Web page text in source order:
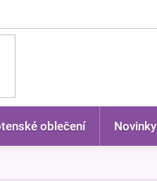
oblečení Novinky